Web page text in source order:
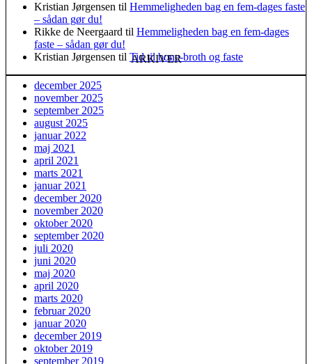
Kristian Jørgensen til Hemmeligheden bag en fem-dages faste
– sådan gør du!
Rikke de Neergaard til Hemmeligheden bag en fem-dages
faste – sådan gør du!
Kristian Jørgensen til Tid til bone-broth og faste
ARKIVER
december 2025
november 2025
september 2025
august 2025
januar 2022
maj 2021
april 2021
marts 2021
januar 2021
december 2020
november 2020
oktober 2020
september 2020
juli 2020
juni 2020
maj 2020
april 2020
marts 2020
februar 2020
januar 2020
december 2019
oktober 2019
september 2019